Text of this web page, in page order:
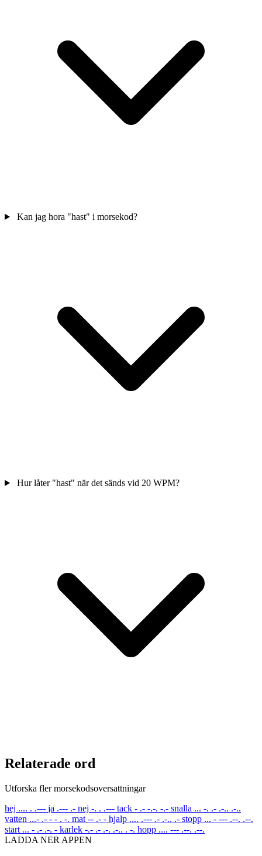
Kan jag hora "hast" i morsekod?
Hur låter "hast" när det sänds vid 20 WPM?
Relaterade ord
Utforska fler morsekodsoversattningar
hej .... . .--- ja .--- .- nej -. . .--- tack - .- -.-. -.- snalla ... -. .- .-.. .-..
vatten ...- .- - - . -. mat -- .- - hjalp .... .--- .- .-.. .- stopp ... - --- .--. .--.
start ... - .- .-. - karlek -.- .- .-. .-.. . -. hopp .... --- .--. .--.
LADDA NER APPEN